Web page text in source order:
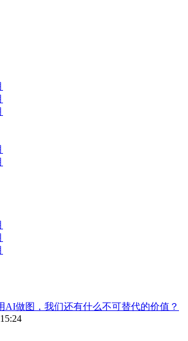
AI做图，我们还有什么不可替代的价值？